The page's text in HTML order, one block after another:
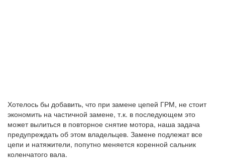
Хотелось бы добавить, что при замене цепей ГРМ, не стоит
экономить на частичной замене, т.к. в последующем это
может вылиться в повторное снятие мотора, наша задача
предупреждать об этом владельцев. Замене подлежат все
цепи и натяжители, попутно меняется коренной сальник
коленчатого вала.